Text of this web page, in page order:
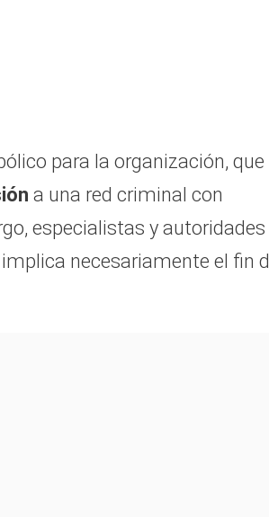
para la organización, que
a una red criminal con
especialistas y autoridades
necesariamente el fin